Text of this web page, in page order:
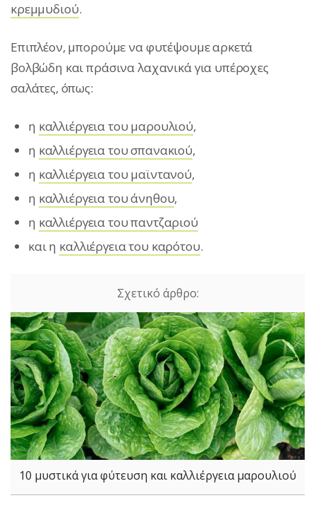
κρεμμυδιού.
Επιπλέον, μπορούμε να φυτέψουμε αρκετά
βολβώδη και πράσινα λαχανικά για υπέροχες
σαλάτες, όπως:
η καλλιέργεια του μαρουλιού,
η καλλιέργεια του σπανακιού,
η καλλιέργεια του μαϊντανού,
η καλλιέργεια του άνηθου,
η καλλιέργεια του παντζαριού
και η καλλιέργεια του καρότου.
10 μυστικά για φύτευση και καλλιέργεια μαρουλιού